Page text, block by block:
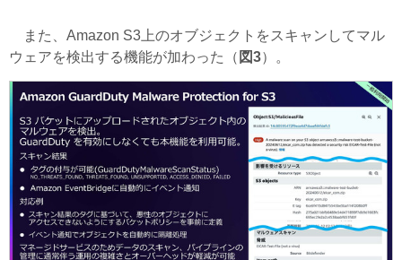
また、Amazon S3上のオブジェクトをスキャンしてマル
ウェアを検出する機能が加わった（ 図3）。